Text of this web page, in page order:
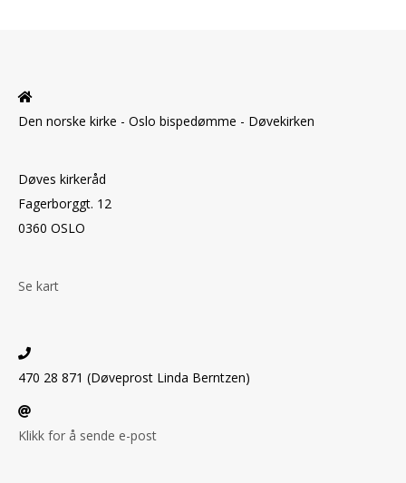
Den norske kirke - Oslo bispedømme - Døvekirken
Døves kirkeråd
Fagerborggt. 12
0360 OSLO
Se kart
470 28 871 (Døveprost Linda Berntzen)
Klikk for å sende e-post